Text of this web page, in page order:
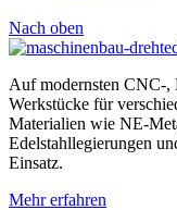
Nach oben
Auf modernsten CNC-,
Werkstücke für
Materialien wie NE-
Edelstahllegierungen
Einsatz.
Mehrerfahren